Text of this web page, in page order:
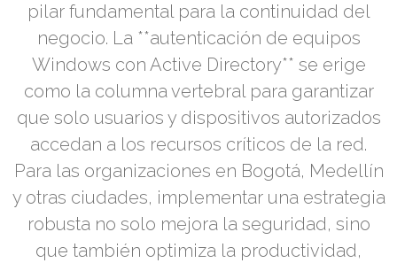
pilar fundamental para la continuidad del
negocio. La **autenticación de equipos
Windows con Active Directory** se erige
como la columna vertebral para garantizar
que solo usuarios y dispositivos autorizados
accedan a los recursos críticos de la red.
Para las organizaciones en Bogotá, Medellín
y otras ciudades, implementar una estrategia
robusta no solo mejora la seguridad, sino
que también optimiza la productividad,